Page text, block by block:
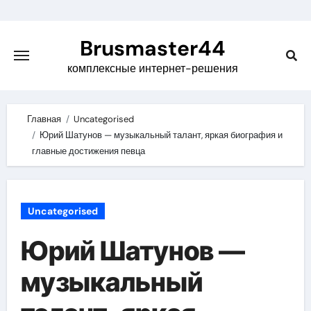
content
Brusmaster44
комплексные интернет-решения
Главная
Uncategorised
Юрий Шатунов — музыкальный талант, яркая биография и
главные достижения певца
Uncategorised
Юрий Шатунов —
музыкальный